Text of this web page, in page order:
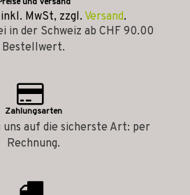
MwSt, zzgl. Versand.
in der Schweiz ab CHF 90.00
Bestellwert.
Zahlungsarten
uns auf die sicherste Art: per
Rechnung.